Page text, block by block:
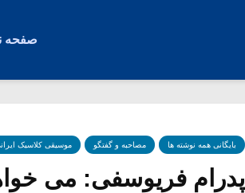
صفحه
بایگانی همه نوشته ها مصاحبه و گفتگو موسیقی کلاسیک
پدرام فریوسفی: می